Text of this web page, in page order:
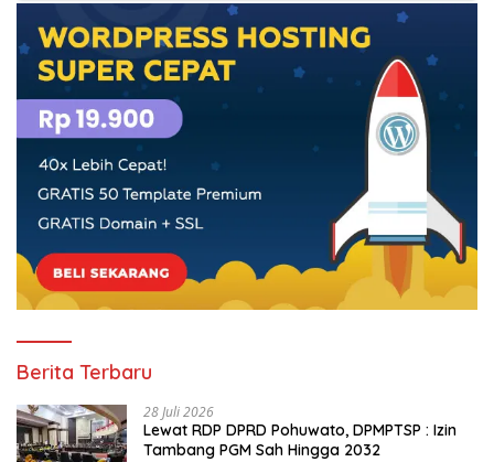
Berita Terbaru
28 Juli 2026
Lewat RDP DPRD Pohuwato, DPMPTSP : Izin
Tambang PGM Sah Hingga 2032